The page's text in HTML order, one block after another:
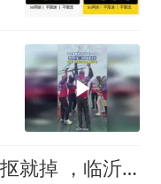
天花板钢筋外露、水泥一抠就掉 ，临沂一安置楼交房半年即被鉴定存安全隐患；楼体至今未加固，仍有居民常住